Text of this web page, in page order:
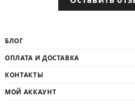
БЛОГ
ОПЛАТА И ДОСТАВКА
КОНТАКТЫ
МОЙ АККАУНТ